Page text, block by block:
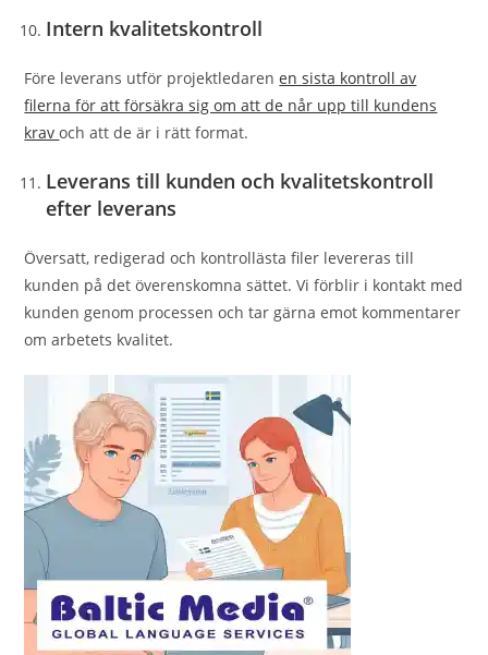
Intern kvalitetskontroll
Före leverans utför projektledarenen sista kontroll av
filerna för att försäkra sig om att de når upp till kundens
kravoch att de är i rätt format.
Leverans till kunden och kvalitetskontroll
efter leverans
Översatt, redigerad och kontrollästa filer levereras till
kunden på det överenskomna sättet. Vi förblir i kontakt med
kunden genom processen och tar gärna emot kommentarer
om arbetets kvalitet.